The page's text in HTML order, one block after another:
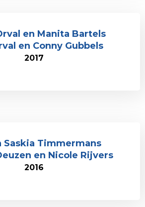
en Manita Bartels
en Conny Gubbels
2017
Saskia Timmermans
en Nicole Rijvers
2016